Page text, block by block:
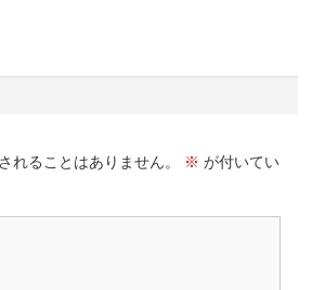
れることはありません。 ※ が付いてい